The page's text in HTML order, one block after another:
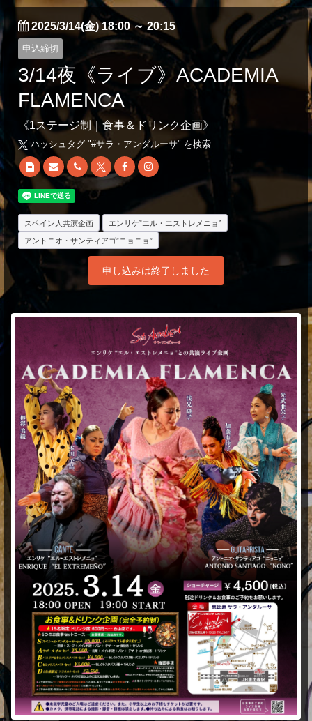
2025/3/14(金) 18:00～20:15
申込締切
3/14夜《ライブ》ACADEMIA
FLAMENCA
《1ステージ制｜食事＆ドリンク企画》
ハッシュタグ "#サラ・アンダルーサ" を検索
スペイン人共演企画 エンリケ”エル・エストレメニョ”
アントニオ・サンティアゴ”ニョニョ”
申し込みは終了しました